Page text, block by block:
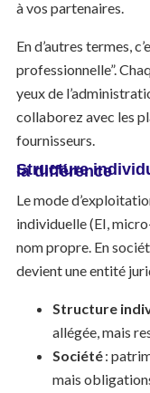
à vos partenaires.
En d’autres termes,
professionnelle”.
yeux de
collaborez avec les
fournisseurs.
Structure individuelle vs société : comprendre la différence
Le mode
individuelle (EI,
nom propre. En
devient une entité
Structure
allégée, mais
Société:
mais